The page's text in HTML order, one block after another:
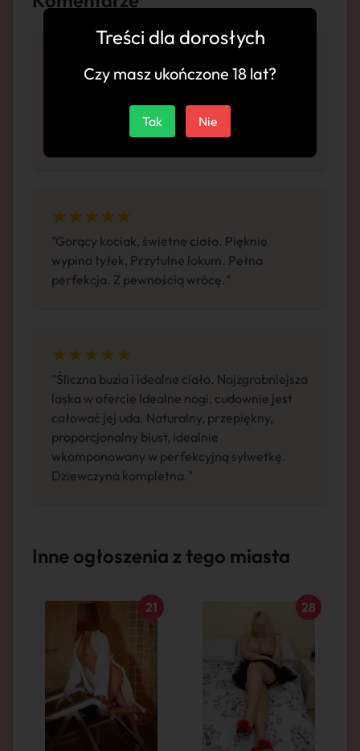
"Zieleń jej haleczki obłędnie komponuje się z
jej piersiami, w życiu lepszego obrazu nie
widziałem kiedy zmysłowo jechała na
"Gorący kociak, świetne ciało. Pięknie
wypina tyłek, Przytulne lokum. Pełna
perfekcja. Z pewnością wrócę."
"Śliczna buzia i idealne ciało. Najzgrabniejsza
laska w ofercie Idealne nogi, cudownie jest
całować jej uda. Naturalny, przepiękny,
proporcjonalny biust, idealnie
wkomponowany w perfekcyjną sylwetkę.
Dziewczyna kompletna."
Inne ogłoszenia z tego miasta
21 28
Treści dla dorosłych
Czy masz ukończone 18 lat?
Tak Nie